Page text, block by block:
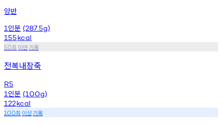
양반
1 인분 (287.5g)
155kcal
50회 미만기록
전복내장죽
R5
1 인분 (100g)
122kcal
100회 이상기록